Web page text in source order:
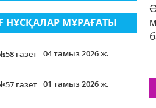
НҰСҚАЛАР МҰРАҒАТЫ
газет 04 тамыз 2026 ж.
газет 01 тамыз 2026 ж.